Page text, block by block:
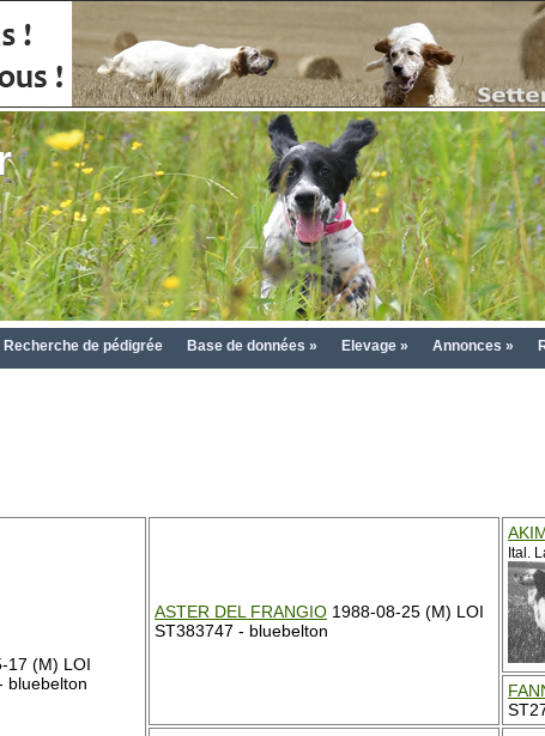
Recherche de pédigrée Base de données » Elevage » Annonces »
17 (M) LOI
bluebelton
ASTER DEL FRANGIO 1988-08-25 (M) LOI
ST383747 - bluebelton
Ital.